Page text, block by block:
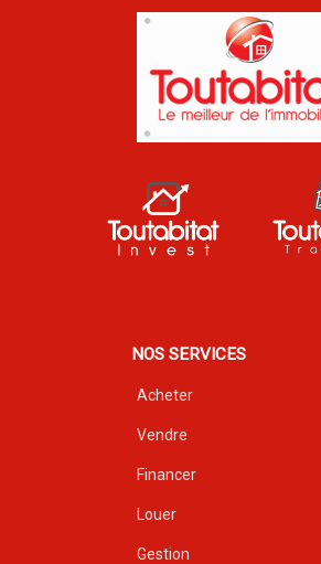
NOS SERVICES
Acheter
Vendre
Financer
Louer
Gestion